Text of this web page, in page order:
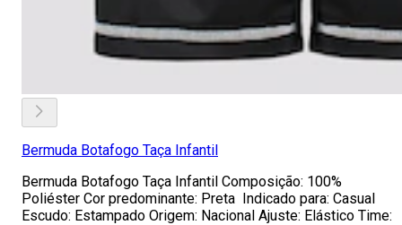
Bermuda Botafogo Taça Infantil
Bermuda Botafogo Taça Infantil Composição: 100%
Poliéster Cor predominante: Preta Indicado para: Casual
Escudo: Estampado Origem: Nacional Ajuste: Elástico Time: